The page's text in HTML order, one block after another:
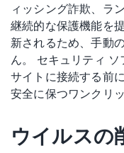
ィッシング詐欺、ラ
継続的な保護機能を
新されるため、手動
ん。 セキュリティ
サイトに接続する前
安全に保つワンクリ
ウイルスの